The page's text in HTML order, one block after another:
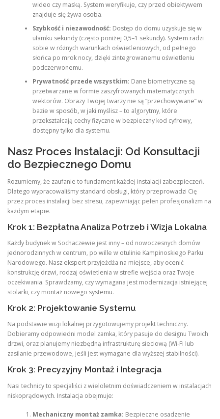
wideo czy maską. System weryfikuje, czy przed obiektywem
znajduje się żywa osoba.
Szybkość i niezawodność: Dostęp do domu uzyskuje się w
ułamku sekundy (często poniżej 0,5–1 sekundy). System radzi
sobie w różnych warunkach oświetleniowych, od pełnego
słońca po mrok nocy, dzięki zintegrowanemu oświetleniu
podczerwonemu.
Prywatność przede wszystkim: Dane biometryczne są
przetwarzane w formie zaszyfrowanych matematycznych
wektorów. Obrazy Twojej twarzy nie są “przechowywane” w
bazie w sposób, w jaki myślisz – to algorytmy, które
przekształcają cechy fizyczne w bezpieczny kod cyfrowy,
dostępny tylko dla systemu.
Nasz Proces Instalacji: Od Konsultacji
do Bezpiecznego Domu
Rozumiemy, że zaufanie to fundament każdej instalacji zabezpieczeń.
Dlatego wypracowaliśmy standard obsługi, który przeprowadzi Cię
przez proces instalacji bez stresu, zapewniając pełen profesjonalizm na
każdym etapie.
Krok 1: Bezpłatna Analiza Potrzeb i Wizja Lokalna
Każdy budynek w Sochaczewie jest inny – od nowoczesnych domów
jednorodzinnych w centrum, po wille w otulinie Kampinoskiego Parku
Narodowego. Nasz ekspert przyjeżdża na miejsce, aby ocenić
konstrukcję drzwi, rodzaj oświetlenia w strefie wejścia oraz Twoje
oczekiwania. Sprawdzamy, czy wymagana jest modernizacja istniejącej
stolarki, czy montaż nowego systemu.
Krok 2: Projektowanie Systemu
Na podstawie wizji lokalnej przygotowujemy projekt techniczny.
Dobieramy odpowiedni model zamka, który pasuje do designu Twoich
drzwi, oraz planujemy niezbędną infrastrukturę sieciową (Wi-Fi lub
zasilanie przewodowe, jeśli jest wymagane dla wyższej stabilności).
Krok 3: Precyzyjny Montaż i Integracja
Nasi technicy to specjaliści z wieloletnim doświadczeniem w instalacjach
niskoprądowych. Instalacja obejmuje:
Mechaniczny montaż zamka: Bezpieczne osadzenie